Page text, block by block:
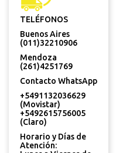
TELÉFONOS
Buenos Aires
(011)32210906
Mendoza
(261)4251769
Contacto WhatsApp
+5491132036629
(Movistar)
+5492615756005
(Claro)
Horario y Días de
Atención: